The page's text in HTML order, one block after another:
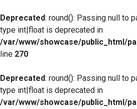
Deprecated: round(): Passing null to
type int|float is deprecated in
/var/www/showcase/public_html/
line 270
Deprecated: round(): Passing null to
type int|float is deprecated in
/var/www/showcase/public_html/